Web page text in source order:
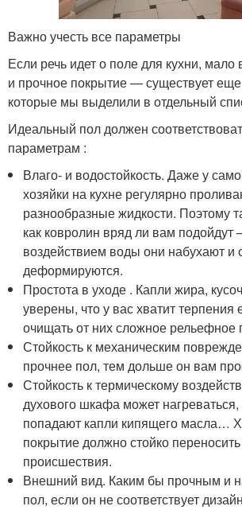
Важно учесть все параметры
Если речь идет о поле для кухни, мало
и прочное покрытие — существует
которые мы выделили в отдельный
Идеальный пол должен
параметрам :
Влаго- и водостойкость. Даже у
хозяйки на кухне регулярно
разнообразные жидкости. Поэтому
как ковролин вряд ли вам
воздействием воды они набухают и
деформируются.
Простота в уходе . Капли жира,
уверены, что у вас хватит терпения
очищать от них сложное рельефное
Стойкость к механическим
прочнее пол, тем дольше он вам
Стойкость к термическому
духового шкафа может
попадают капли кипящего масла…
покрытие должно стойко
происшествия.
Внешний вид. Каким бы прочным и
пол, если он не соответствует